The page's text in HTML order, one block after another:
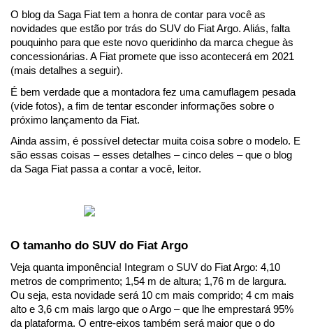
O blog da Saga Fiat tem a honra de contar para você as
novidades que estão por trás do SUV do Fiat Argo. Aliás, falta
pouquinho para que este novo queridinho da marca chegue às
concessionárias. A Fiat promete que isso acontecerá em 2021
(mais detalhes a seguir).
É bem verdade que a montadora fez uma camuflagem pesada
(vide fotos), a fim de tentar esconder informações sobre o
próximo lançamento da Fiat.
Ainda assim, é possível detectar muita coisa sobre o modelo. E
são essas coisas – esses detalhes – cinco deles – que o blog
da Saga Fiat passa a contar a você, leitor.
O tamanho do SUV do Fiat Argo
Veja quanta imponência! Integram o SUV do Fiat Argo: 4,10
metros de comprimento; 1,54 m de altura; 1,76 m de largura.
Ou seja, esta novidade será 10 cm mais comprido; 4 cm mais
alto e 3,6 cm mais largo que o Argo – que lhe emprestará 95%